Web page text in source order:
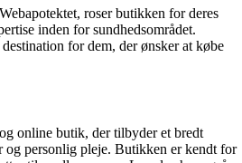
roser butikken for deres
inden for sundhedsområdet.
for dem, der ønsker at købe
online butik, der tilbyder et bredt
og personlig pleje. Butikken er kendt for